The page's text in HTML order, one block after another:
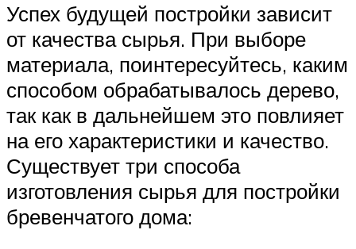
Успех будущей постройки зависит
от качества сырья. При выборе
материала, поинтересуйтесь, каким
способом обрабатывалось дерево,
так как в дальнейшем это повлияет
на его характеристики и качество.
Существует три способа
изготовления сырья для постройки
бревенчатого дома: